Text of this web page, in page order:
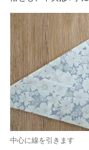
中心に線を引きます